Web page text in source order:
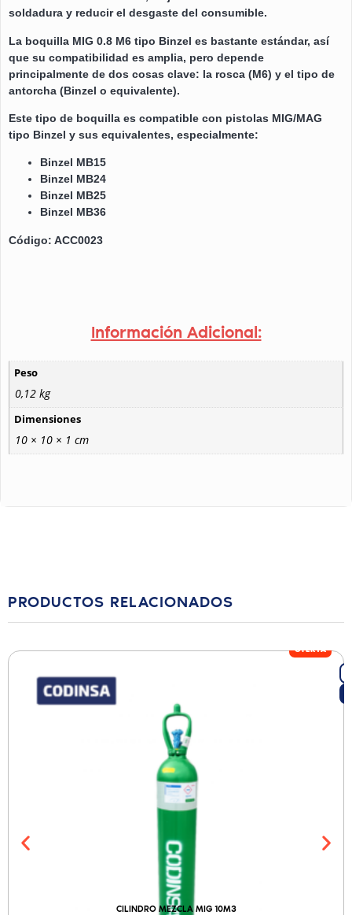
soldadura y reducir el desgaste del consumible.
La boquilla MIG 0.8 M6 tipo Binzel es bastante estándar, así
que su compatibilidad es amplia, pero depende
principalmente de dos cosas clave: la rosca (M6) y el tipo de
antorcha (Binzel o equivalente).
Este tipo de boquilla es compatible con pistolas MIG/MAG
tipo Binzel y sus equivalentes, especialmente:
Binzel MB15
Binzel MB24
Binzel MB25
Binzel MB36
Código: ACC0023
Información Adicional:
Peso
0,12 kg
Dimensiones
10 × 10 × 1 cm
PRODUCTOS RELACIONADOS
OFERTA
CILINDRO MEZCLA MIG 10M3